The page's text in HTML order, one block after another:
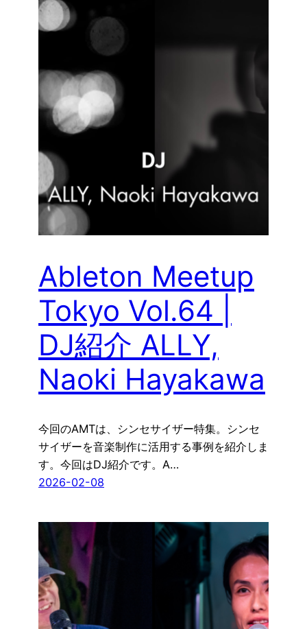
Ableton Meetup
Tokyo Vol.64 |
DJ紹介 ALLY,
Naoki Hayakawa
今回のAMTは、シンセサイザー特集。シンセ
サイザーを音楽制作に活用する事例を紹介しま
す。今回はDJ紹介です。A…
2026-02-08